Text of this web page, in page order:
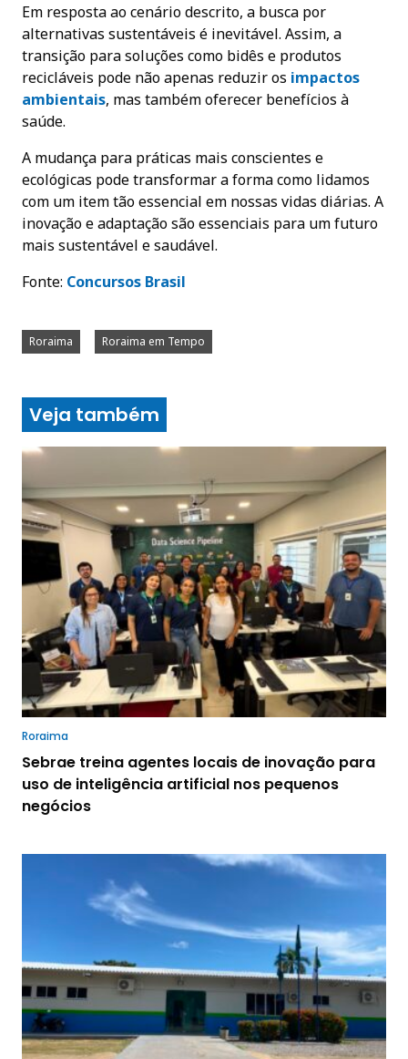
Em resposta ao cenário descrito, a busca por
alternativas sustentáveis é inevitável. Assim, a
transição para soluções como bidês e produtos
recicláveis pode não apenas reduzir os impactos
ambientais, mas também oferecer benefícios à
saúde.
A mudança para práticas mais conscientes e
ecológicas pode transformar a forma como lidamos
com um item tão essencial em nossas vidas diárias. A
inovação e adaptação são essenciais para um futuro
mais sustentável e saudável.
Fonte: Concursos Brasil
Roraima Roraima em Tempo
Veja também
Roraima
Sebrae treina agentes locais de inovação para
uso de inteligência artificial nos pequenos
negócios